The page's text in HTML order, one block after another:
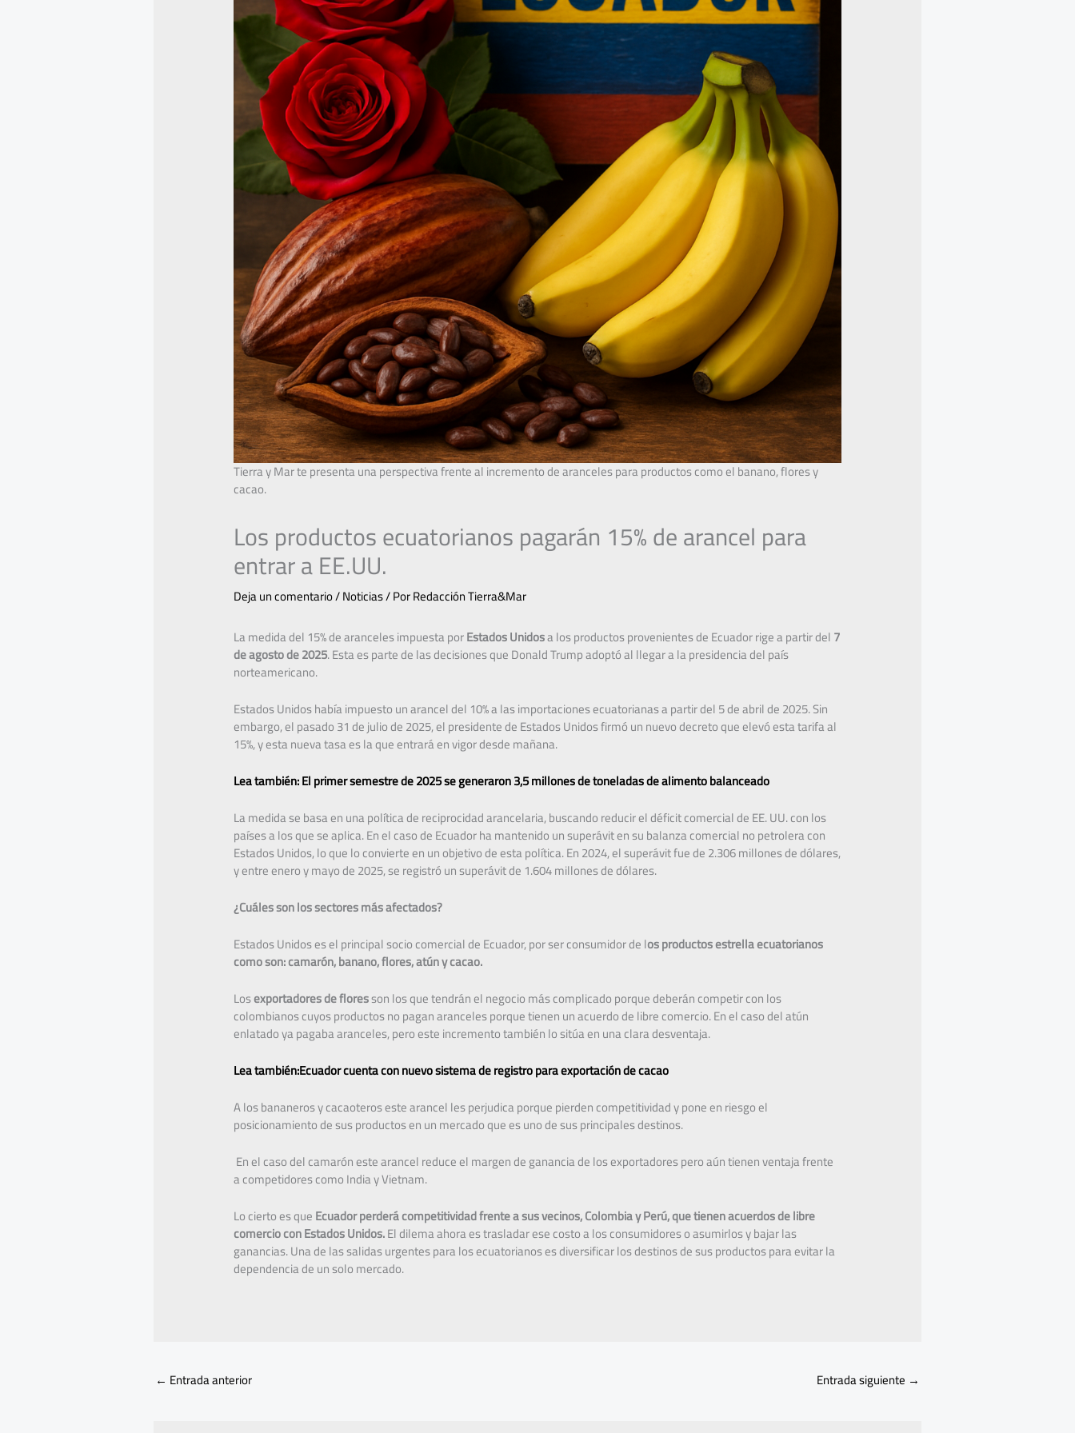
Tierra y Mar te presenta una perspectiva frente al incremento de aranceles para productos como el banano, flores y
cacao.
Los productos ecuatorianos pagarán 15% de arancel para
entrar a EE.UU.
Deja un comentario/Noticias/ PorRedacción Tierra&Mar
La medida del 15% de aranceles impuesta porEstados Unidosa los productos provenientes de Ecuador rige a partir del7
de agosto de 2025. Esta es parte de las decisiones que Donald Trump adoptó al llegar a la presidencia del país
norteamericano.
Estados Unidos había impuesto un arancel del 10% a las importaciones ecuatorianas a partir del 5 de abril de 2025. Sin
embargo, el pasado 31 de julio de 2025, el presidente de Estados Unidos firmó un nuevo decreto que elevó esta tarifa al
15%, y esta nueva tasa es la que entrará en vigor desde mañana.
Lea también: El primer semestre de 2025 se generaron 3,5 millones de toneladas de alimento balanceado
La medida se basa en una política de reciprocidad arancelaria, buscando reducir el déficit comercial de EE. UU. con los
países a los que se aplica. En el caso de Ecuador ha mantenido un superávit en su balanza comercial no petrolera con
Estados Unidos, lo que lo convierte en un objetivo de esta política. En 2024, el superávit fue de 2.306 millones de dólares,
y entre enero y mayo de 2025, se registró un superávit de 1.604 millones de dólares.
¿Cuáles son los sectores más afectados?
Estados Unidos es el principal socio comercial de Ecuador, por ser consumidor de los productos estrella ecuatorianos
como son:camarón, banano, flores, atún y cacao.
Losexportadores de floresson los que tendrán el negocio más complicado porque deberán competir con los
colombianos cuyos productos no pagan aranceles porque tienen un acuerdo de libre comercio. En el caso del atún
enlatado ya pagaba aranceles, pero este incremento también lo sitúa en una clara desventaja.
Lea también:Ecuador cuenta con nuevo sistema de registro para exportación de cacao
A los bananeros y cacaoteros este arancel les perjudica porque pierden competitividad y pone en riesgo el
posicionamiento de sus productos en un mercado que es uno de sus principales destinos.
En el caso del camarón este arancel reduce el margen de ganancia de los exportadores pero aún tienen ventaja frente
a competidores como India y Vietnam.
Lo cierto es queEcuador perderá competitividad frente a sus vecinos, Colombia y Perú, que tienen acuerdos de libre
comercio con Estados Unidos.El dilema ahora es trasladar ese costo a los consumidores o asumirlos y bajar las
ganancias. Una de las salidas urgentes para los ecuatorianos es diversificar los destinos de sus productos para evitar la
dependencia de un solo mercado.
← Entrada anterior Entrada siguiente →